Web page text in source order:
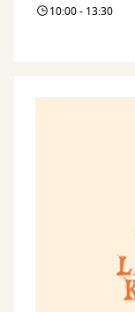
10:00 - 13:30